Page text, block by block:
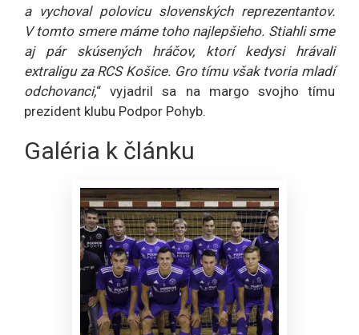
a vychoval polovicu slovenských reprezentantov.
V tomto smere máme toho najlepšieho. Stiahli sme
aj pár skúsených hráčov, ktorí kedysi hrávali
extraligu za RCS Košice. Gro tímu však tvoria mladí
odchovanci,“ vyjadril sa na margo svojho tímu
prezident klubu Podpor Pohyb.
Galéria k článku